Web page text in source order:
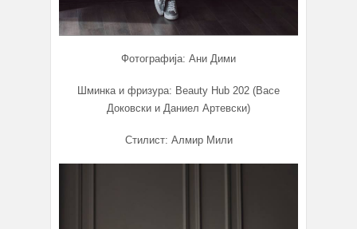
Фотографија: Ани Дими
Шминка и фризура: Beauty Hub 202 (Васе
Доковски и Даниел Артевски)
Стилист: Алмир Мили